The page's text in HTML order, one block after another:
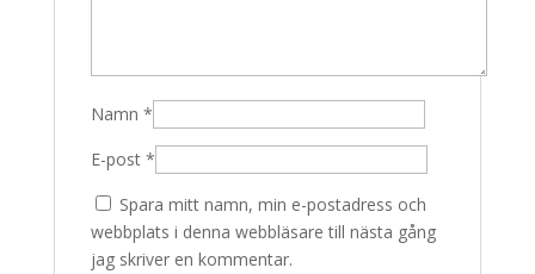
Namn *
E-post *
Spara mitt namn, min e-postadress och
webbplats i denna webbläsare till nästa gång
jag skriver en kommentar.